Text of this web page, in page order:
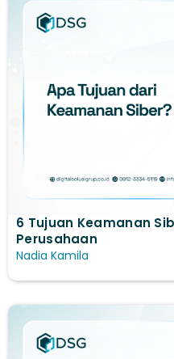
6 Tujuan Keamanan
Perusahaan
Nadia Kamila